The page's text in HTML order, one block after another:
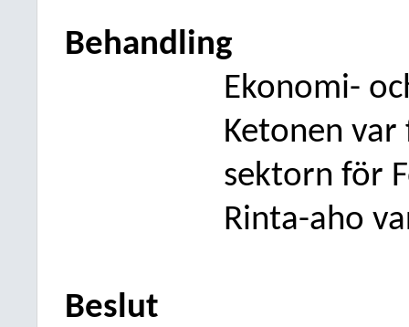
Behandling
Ekonomi-
Ketonen
sektorn för
Rinta-aho
Beslut